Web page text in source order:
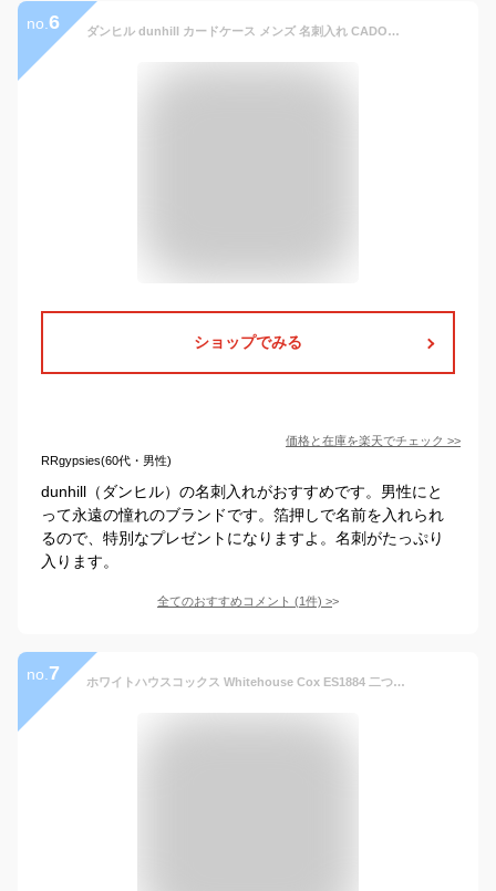
no. 6 ダンヒル dunhill カードケース メンズ 名刺入れ CADOGAN カドガン レザー ブラック DU18F2470CA001 箔押し名入れ可（工賃別売り） 【スペシャルラッピング660円(別売り)】
ショップでみる
価格と在庫を楽天でチェック >>
RRgypsies(60代・男性)
dunhill（ダンヒル）の名刺入れがおすすめです。男性にと
って永遠の憧れのブランドです。箔押しで名前を入れられ
るので、特別なプレゼントになりますよ。名刺がたっぷり
入ります。
全てのおすすめコメント (1件) >
no. 7 ホワイトハウスコックス Whitehouse Cox ES1884 二つ折り財布 SMALL COIN PURSE 本革 財布 メンズ プレゼント ミニ財布 小銭入れ シンプル サドルレザー コインケース ロゴ お祝い 記念 コンパクト財布 無地 WALLET 全6色